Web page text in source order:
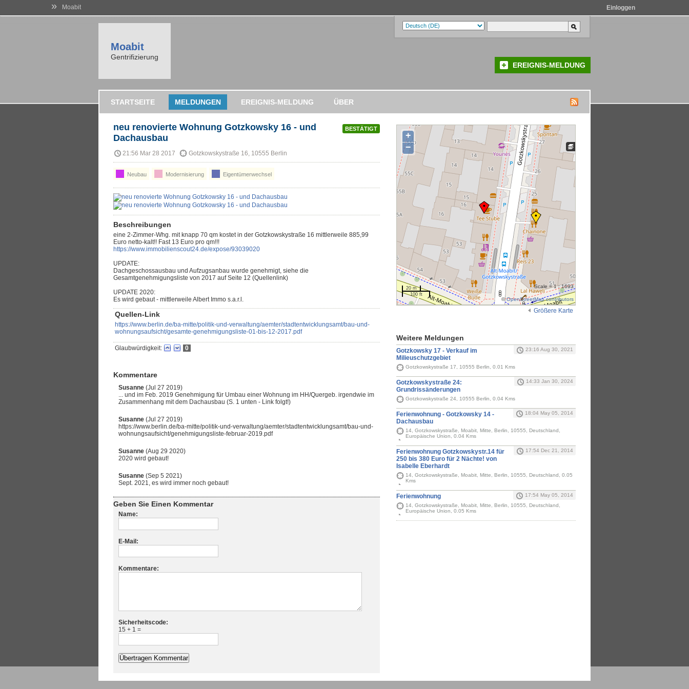
» Moabit Einloggen
Moabit
Gentrifizierung
EREIGNIS-MELDUNG
STARTSEITE MELDUNGEN EREIGNIS-MELDUNG ÜBER
BESTÄTIGT
neu renovierte Wohnung Gotzkowsky 16 - und
Dachausbau
21:56 Mar 28 2017 Gotzkowskystraße 16, 10555 Berlin
Neubau Modernisierung Eigentümerwechsel
Beschreibungen
eine 2-Zimmer-Whg. mit knapp 70 qm kostet in der Gotzkowskystraße 16 mittlerweile 885,99
Euro netto-kalt!! Fast 13 Euro pro qm!!!
https://www.immobilienscout24.de/expose/93039020
UPDATE:
Dachgeschossausbau und Aufzugsanbau wurde genehmigt, siehe die
Gesamtgenehmigungsliste von 2017 auf Seite 12 (Quellenlink)
UPDATE 2020:
Es wird gebaut - mittlerweile Albert Immo s.a.r.l.
Quellen-Link
https://www.berlin.de/ba-mitte/politik-und-verwaltung/aemter/stadtentwicklungsamt/bau-und-
wohnungsaufsicht/gesamte-genehmigungsliste-01-bis-12-2017.pdf
Glaubwürdigkeit: 0
Kommentare
Susanne (Jul 27 2019)
... und im Feb. 2019 Genehmigung für Umbau einer Wohnung im HH/Quergeb. irgendwie im
Zusammenhang mit dem Dachausbau (S. 1 unten - Link folgt!)
Susanne (Jul 27 2019)
https://www.berlin.de/ba-mitte/politik-und-verwaltung/aemter/stadtentwicklungsamt/bau-und-
wohnungsaufsicht/genehmigungsliste-februar-2019.pdf
Susanne (Aug 29 2020)
2020 wird gebaut!
Susanne (Sep 5 2021)
Sept. 2021, es wird immer noch gebaut!
Geben Sie Einen Kommentar
Name:
E-Mail:
Kommentare:
Sicherheitscode:
15 + 1 =
+
−
20 m
100 ft
Scale = 1 : 1693
©OpenStreetMap contributors
Größere Karte
Weitere Meldungen
Gotzkowsky 17 - Verkauf im
Milieuschutzgebiet
23:16 Aug 30, 2021
Gotzkowskystraße 17, 10555 Berlin, 0.01 Kms
Gotzkowskystraße 24:
Grundrissänderungen
14:33 Jan 30, 2024
Gotzkowskystraße 24, 10555 Berlin, 0.04 Kms
Ferienwohnung - Gotzkowsky 14 -
Dachausbau
18:04 May 05, 2014
14, Gotzkowskystraße, Moabit, Mitte, Berlin, 10555, Deutschland,
Europäische Union, 0.04 Kms
Ferienwohnung Gotzkowskystr.14 für
250 bis 380 Euro für 2 Nächte! von
Isabelle Eberhardt
17:54 Dec 21, 2014
14, Gotzkowskystraße, Moabit, Mitte, Berlin, 10555, Deutschland, 0.05
Kms
Ferienwohnung
17:54 May 05, 2014
14, Gotzkowskystraße, Moabit, Mitte, Berlin, 10555, Deutschland,
Europäische Union, 0.05 Kms